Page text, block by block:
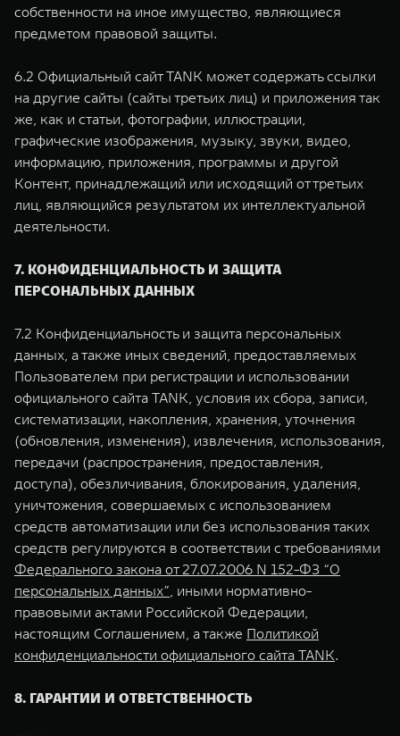
собственности на иное имущество, являющиеся
предметом правовой защиты.
6.2 Официальный сайт TANK может содержать ссылки
на другие сайты (сайты третьих лиц) и приложения так
же, как и статьи, фотографии, иллюстрации,
графические изображения, музыку, звуки, видео,
информацию, приложения, программы и другой
Контент, принадлежащий или исходящий от третьих
лиц, являющийся результатом их интеллектуальной
деятельности.
7. КОНФИДЕНЦИАЛЬНОСТЬ И ЗАЩИТА
ПЕРСОНАЛЬНЫХ ДАННЫХ
7.2 Конфиденциальность и защита персональных
данных, а также иных сведений, предоставляемых
Пользователем при регистрации и использовании
официального сайта TANK, условия их сбора, записи,
систематизации, накопления, хранения, уточнения
(обновления, изменения), извлечения, использования,
передачи (распространения, предоставления,
доступа), обезличивания, блокирования, удаления,
уничтожения, совершаемых с использованием
средств автоматизации или без использования таких
средств регулируются в соответствии с требованиями
Федерального закона от 27.07.2006 N 152-ФЗ “О
персональных данных”, иными нормативно-
правовыми актами Российской Федерации,
настоящим Соглашением, а также Политикой
конфиденциальности официального сайта TANK.
8. ГАРАНТИИ И ОТВЕТСТВЕННОСТЬ